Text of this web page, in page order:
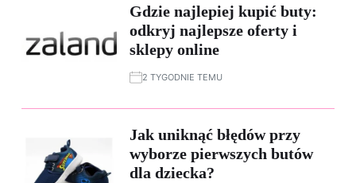
Gdzie najlepiej kupić buty:
odkryj najlepsze oferty i
sklepy online
2 TYGODNIE TEMU
Jak uniknąć błędów przy
wyborze pierwszych butów
dla dziecka?